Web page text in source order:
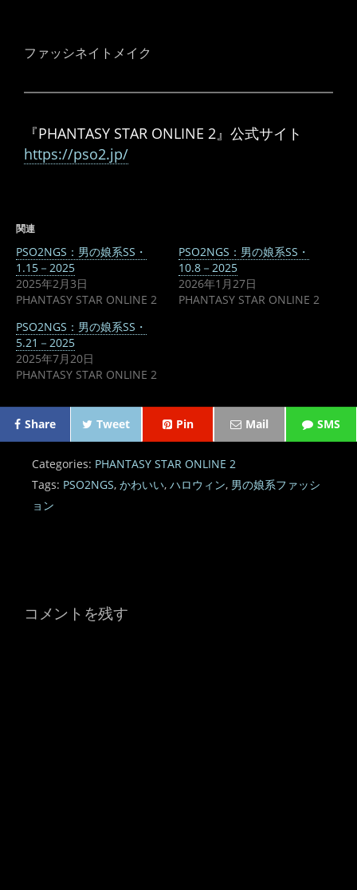
ファッシネイトメイク
『PHANTASY STAR ONLINE 2』公式サイト
https://pso2.jp/
関連
PSO2NGS：男の娘系SS・
1.15－2025
2025年2月3日
PHANTASY STAR ONLINE 2
PSO2NGS：男の娘系SS・
10.8－2025
2026年1月27日
PHANTASY STAR ONLINE 2
PSO2NGS：男の娘系SS・
5.21－2025
2025年7月20日
PHANTASY STAR ONLINE 2
Share Tweet Pin Mail SMS
Categories: PHANTASY STAR ONLINE 2
Tags: PSO2NGS, かわいい, ハロウィン, 男の娘系ファッシ
ョン
コメントを残す